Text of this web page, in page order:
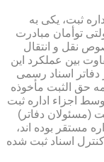
ثبت، یكی به
توأمان مبادرت
نقل و انتقال
بین عملكرد این
دفاتر اسناد رسمی
حق الثبت مأخوذه
اجزاء اداره ثبت
(مسئولان دفاتر)
مستقر بوده اند،
اسناد ثبت شده